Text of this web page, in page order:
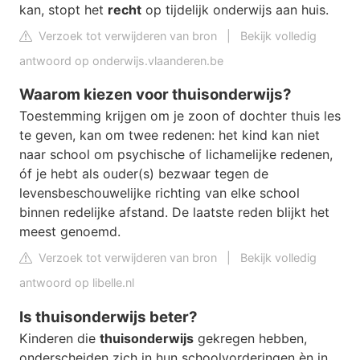
kan, stopt het recht op tijdelijk onderwijs aan huis.
Verzoek tot verwijderen van bron
Bekijk volledig
antwoord op onderwijs.vlaanderen.be
Waarom kiezen voor thuisonderwijs?
Toestemming krijgen om je zoon of dochter thuis les
te geven, kan om twee redenen: het kind kan niet
naar school om psychische of lichamelijke redenen,
óf je hebt als ouder(s) bezwaar tegen de
levensbeschouwelijke richting van elke school
binnen redelijke afstand. De laatste reden blijkt het
meest genoemd.
Verzoek tot verwijderen van bron
Bekijk volledig
antwoord op libelle.nl
Is thuisonderwijs beter?
Kinderen die thuisonderwijs gekregen hebben,